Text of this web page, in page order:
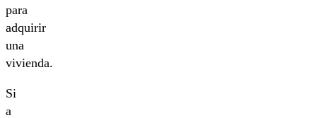
para
adquirir
una
vivienda.
Si
a